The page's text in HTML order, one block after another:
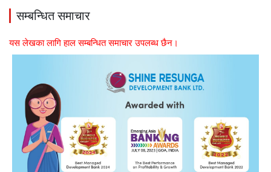
सम्बन्धित समाचार
यस लेखका लागि हाल सम्बन्धित समाचार उपलब्ध छैन।